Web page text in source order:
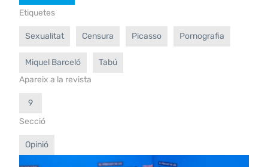
Etiquetes
Sexualitat Censura Picasso Pornografia
Miquel Barceló
Tabú
Apareix a la revista
9
Secció
Opinió